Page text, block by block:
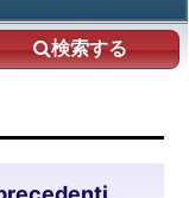
検索する
dei prompt